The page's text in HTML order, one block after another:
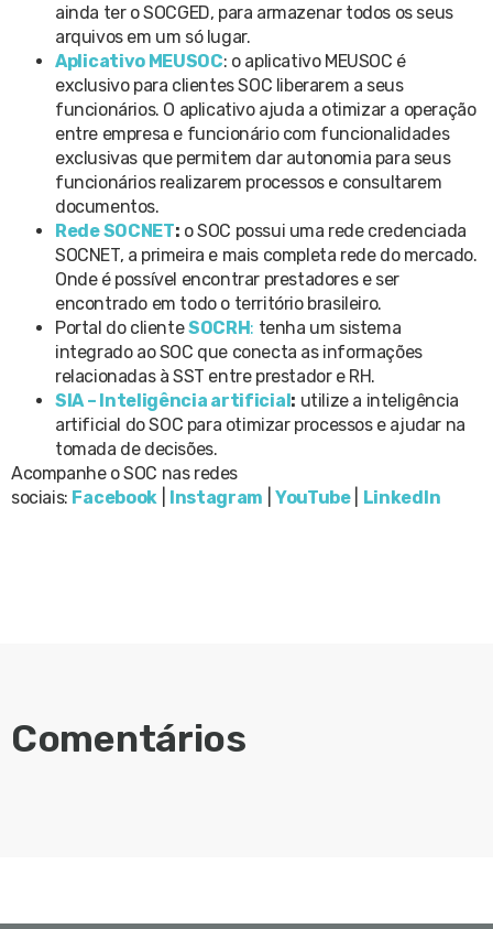
ainda ter o SOCGED, para armazenar todos os seus
arquivos em um só lugar.
Aplicativo MEUSOC: o aplicativo MEUSOC é
exclusivo para clientes SOC liberarem a seus
funcionários. O aplicativo ajuda a otimizar a operação
entre empresa e funcionário com funcionalidades
exclusivas que permitem dar autonomia para seus
funcionários realizarem processos e consultarem
documentos.
Rede SOCNET: o SOC possui uma rede credenciada
SOCNET, a primeira e mais completa rede do mercado.
Onde é possível encontrar prestadores e ser
encontrado em todo o território brasileiro.
Portal do clienteSOCRH: tenha um sistema
integrado ao SOC que conecta as informações
relacionadas à SST entre prestador e RH.
SIA – Inteligência artificial: utilize a inteligência
artificial do SOC para otimizar processos e ajudar na
tomada de decisões.
Acompanhe o SOC nas redes
sociais: Facebook Instagram YouTube| LinkedIn
Comentários